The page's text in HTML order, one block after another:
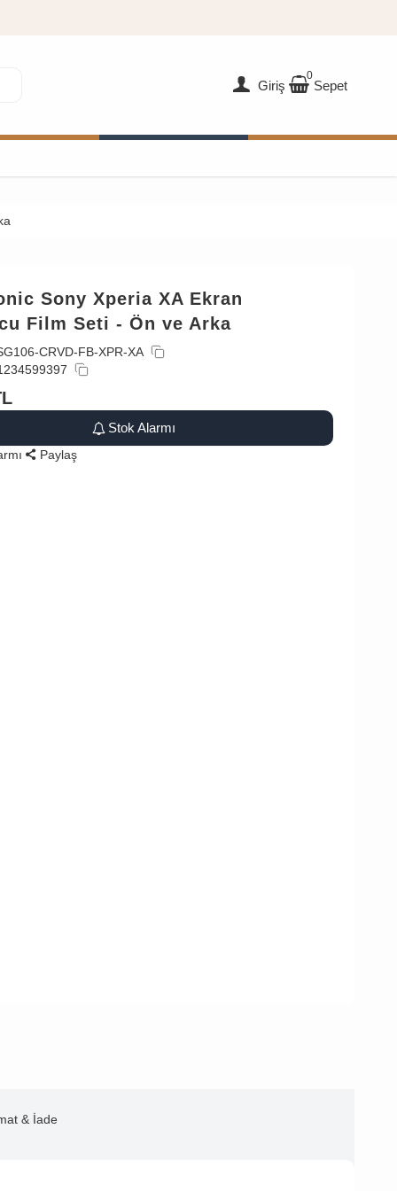
Giriş
0
Sepet
Sony Xperia XA Ekran
Film Seti - Ön ve Arka
CRVD-FB-XPR-XA
Stok Alarmı
Paylaş
& İade